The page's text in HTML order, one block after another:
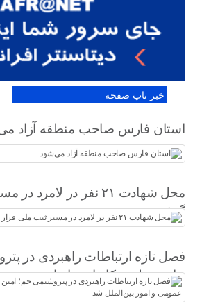
خبر تاپ صفحه
استان فارس صاحب منطقه آزاد
محل شهادت ۲۱ نفر در
گرفت
فصل تازه ارتباطات راهبردی در
حاجی‌دولو سکاندار روابط عمومی و
شد